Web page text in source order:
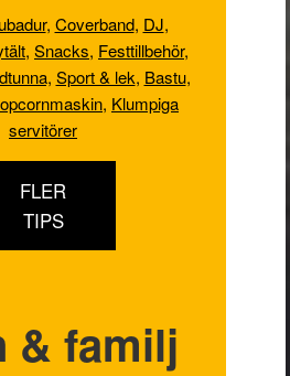
, Coverband, DJ,
, Snacks, Festtillbehör,
Sport & lek, Bastu,
, Klumpiga
servitörer
FLER
TIPS
& familj